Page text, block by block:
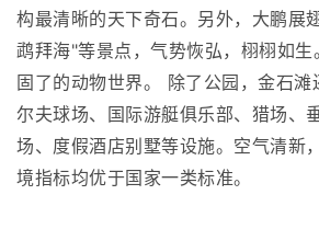
构最清晰的天下奇石。另外，大鹏展
鹉拜海"等景点，气势恢弘，栩栩如
固了的动物世界。 除了公园，金石滩
尔夫球场、国际游艇俱乐部、猎场、
场、度假酒店别墅等设施。空气清新
境指标均优于国家一类标准。